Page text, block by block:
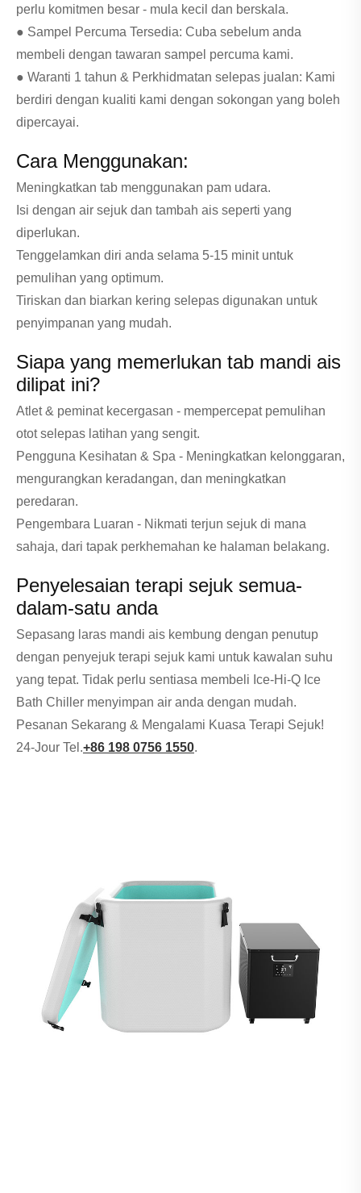
perlu komitmen besar - mula kecil dan berskala.
● Sampel Percuma Tersedia: Cuba sebelum anda
membeli dengan tawaran sampel percuma kami.
● Waranti 1 tahun & Perkhidmatan selepas jualan: Kami
berdiri dengan kualiti kami dengan sokongan yang boleh
dipercayai.
Cara Menggunakan:
Meningkatkan tab menggunakan pam udara.
Isi dengan air sejuk dan tambah ais seperti yang
diperlukan.
Tenggelamkan diri anda selama 5-15 minit untuk
pemulihan yang optimum.
Tiriskan dan biarkan kering selepas digunakan untuk
penyimpanan yang mudah.
Siapa yang memerlukan tab mandi ais
dilipat ini?
Atlet & peminat kecergasan - mempercepat pemulihan
otot selepas latihan yang sengit.
Pengguna Kesihatan & Spa - Meningkatkan kelonggaran,
mengurangkan keradangan, dan meningkatkan
peredaran.
Pengembara Luaran - Nikmati terjun sejuk di mana
sahaja, dari tapak perkhemahan ke halaman belakang.
Penyelesaian terapi sejuk semua-
dalam-satu anda
Sepasang laras mandi ais kembung dengan penutup
dengan penyejuk terapi sejuk kami untuk kawalan suhu
yang tepat. Tidak perlu sentiasa membeli Ice-Hi-Q Ice
Bath Chiller menyimpan air anda dengan mudah.
Pesanan Sekarang & Mengalami Kuasa Terapi Sejuk!
24-Jour Tel.+86 198 0756 1550.